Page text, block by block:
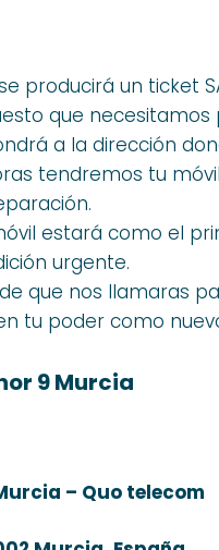
producirá un ticket
que
a la dirección
tendremos tu
estará como el
urgente.
que nos llamaras
tu poder como
9 Murcia
– Quo telecom